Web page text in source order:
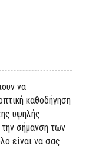
να
καθοδήγηση
υψηλής
την σήμανση των
είναι να σας